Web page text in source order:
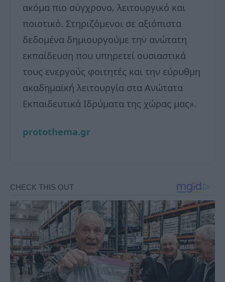
ακόμα πιο σύγχρονο, λειτουργικό και
ποιοτικό. Στηριζόμενοι σε αξιόπιστα
δεδομένα δημιουργούμε την ανώτατη
εκπαίδευση που υπηρετεί ουσιαστικά
τους ενεργούς φοιτητές και την εύρυθμη
ακαδημαϊκή λειτουργία στα Ανώτατα
Εκπαιδευτικά Ιδρύματα της χώρας μας».
protothema.gr